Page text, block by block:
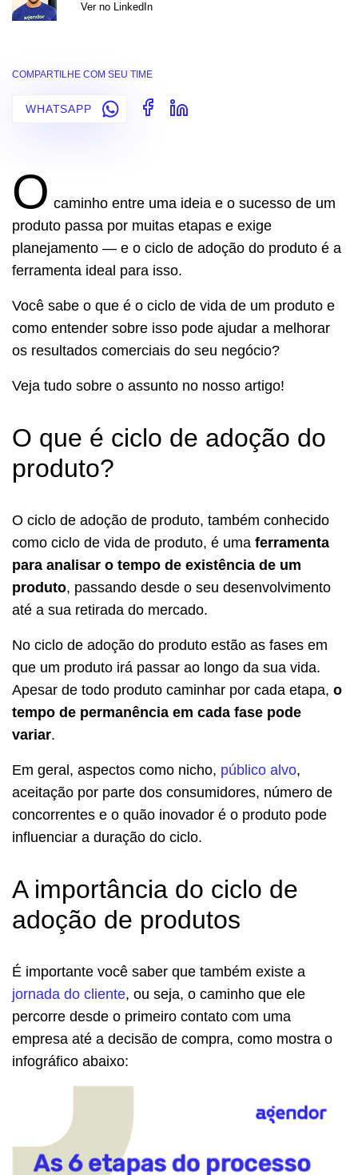
Ver no LinkedIn
COMPARTILHE COM SEU TIME
WHATSAPP
O caminho entre uma ideia e o sucesso de um
produto passa por muitas etapas e exige
planejamento — e o ciclo de adoção do produto é a
ferramenta ideal para isso.
Você sabe o que é o ciclo de vida de um produto e
como entender sobre isso pode ajudar a melhorar
os resultados comerciais do seu negócio?
Veja tudo sobre o assunto no nosso artigo!
O que é ciclo de adoção do
produto?
O ciclo de adoção de produto, também conhecido
como ciclo de vida de produto, é uma ferramenta
para analisar o tempo de existência de um
produto, passando desde o seu desenvolvimento
até a sua retirada do mercado.
No ciclo de adoção do produto estão as fases em
que um produto irá passar ao longo da sua vida.
Apesar de todo produto caminhar por cada etapa, o
tempo de permanência em cada fase pode
variar.
Em geral, aspectos como nicho, público alvo,
aceitação por parte dos consumidores, número de
concorrentes e o quão inovador é o produto pode
influenciar a duração do ciclo.
A importância do ciclo de
adoção de produtos
É importante você saber que também existe a
jornada do cliente, ou seja, o caminho que ele
percorre desde o primeiro contato com uma
empresa até a decisão de compra, como mostra o
infográfico abaixo: